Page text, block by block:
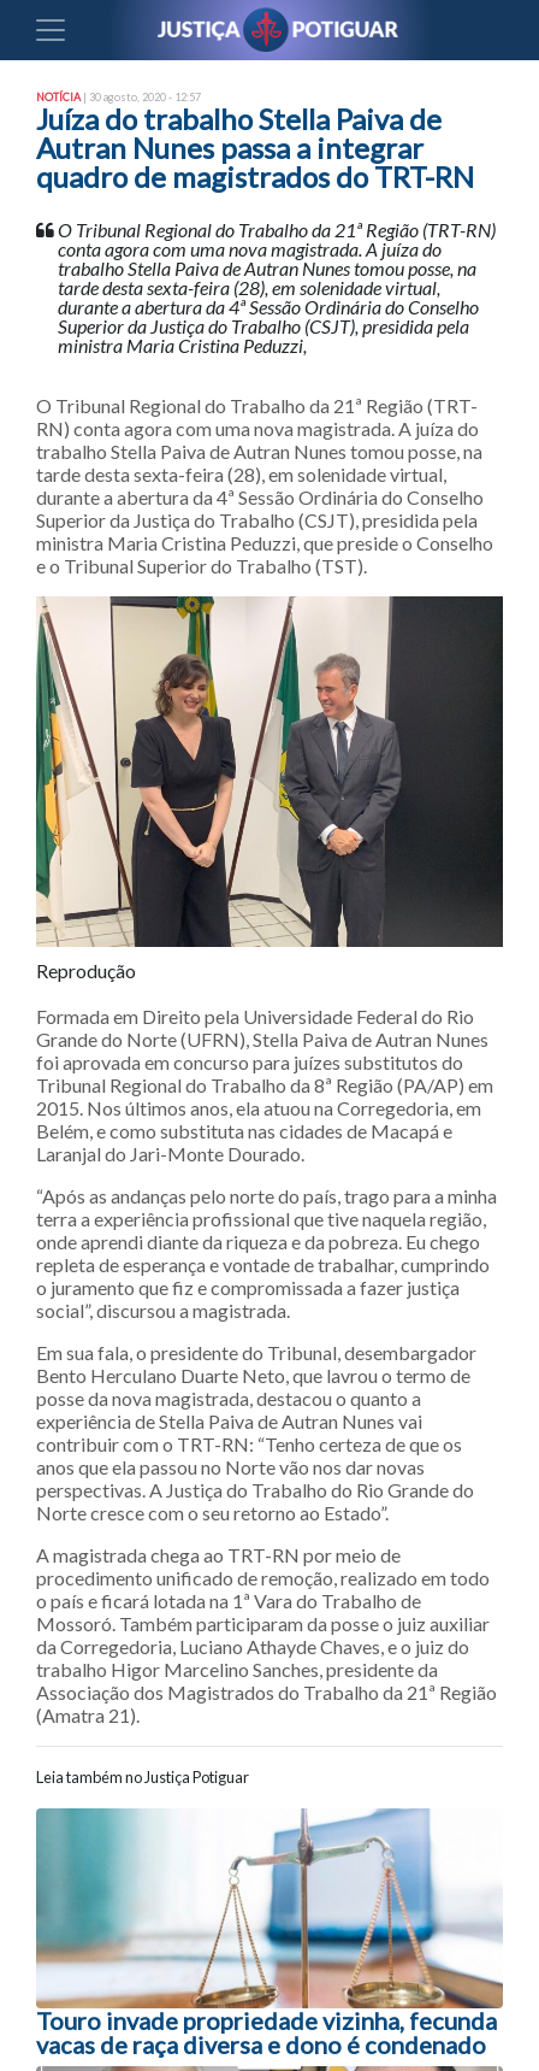
NOTÍCIA | 30 agosto, 2020 - 12:57
Juíza do trabalho Stella Paiva de
Autran Nunes passa a integrar
quadro de magistrados do TRT-RN
O Tribunal Regional do Trabalho da 21ª Região (TRT-RN)
conta agora com uma nova magistrada. A juíza do
trabalho Stella Paiva de Autran Nunes tomou posse, na
tarde desta sexta-feira (28), em solenidade virtual,
durante a abertura da 4ª Sessão Ordinária do Conselho
Superior da Justiça do Trabalho (CSJT), presidida pela
ministra Maria Cristina Peduzzi,
O Tribunal Regional do Trabalho da 21ª Região (TRT-
RN) conta agora com uma nova magistrada. A juíza do
trabalho Stella Paiva de Autran Nunes tomou posse, na
tarde desta sexta-feira (28), em solenidade virtual,
durante a abertura da 4ª Sessão Ordinária do Conselho
Superior da Justiça do Trabalho (CSJT), presidida pela
ministra Maria Cristina Peduzzi, que preside o Conselho
e o Tribunal Superior do Trabalho (TST).
Reprodução
Formada em Direito pela Universidade Federal do Rio
Grande do Norte (UFRN), Stella Paiva de Autran Nunes
foi aprovada em concurso para juízes substitutos do
Tribunal Regional do Trabalho da 8ª Região (PA/AP) em
2015. Nos últimos anos, ela atuou na Corregedoria, em
Belém, e como substituta nas cidades de Macapá e
Laranjal do Jari-Monte Dourado.
“Após as andanças pelo norte do país, trago para a minha
terra a experiência profissional que tive naquela região,
onde aprendi diante da riqueza e da pobreza. Eu chego
repleta de esperança e vontade de trabalhar, cumprindo
o juramento que fiz e compromissada a fazer justiça
social”, discursou a magistrada.
Em sua fala, o presidente do Tribunal, desembargador
Bento Herculano Duarte Neto, que lavrou o termo de
posse da nova magistrada, destacou o quanto a
experiência de Stella Paiva de Autran Nunes vai
contribuir com o TRT-RN: “Tenho certeza de que os
anos que ela passou no Norte vão nos dar novas
perspectivas. A Justiça do Trabalho do Rio Grande do
Norte cresce com o seu retorno ao Estado”.
A magistrada chega ao TRT-RN por meio de
procedimento unificado de remoção, realizado em todo
o país e ficará lotada na 1ª Vara do Trabalho de
Mossoró. Também participaram da posse o juiz auxiliar
da Corregedoria, Luciano Athayde Chaves, e o juiz do
trabalho Higor Marcelino Sanches, presidente da
Associação dos Magistrados do Trabalho da 21ª Região
(Amatra 21).
Leia também no Justiça Potiguar
Navegação entre posts
Touro invade propriedade vizinha, fecunda
vacas de raça diversa e dono é condenado